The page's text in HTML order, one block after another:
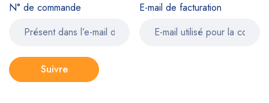
N° de commande E-mail de facturation
Suivre